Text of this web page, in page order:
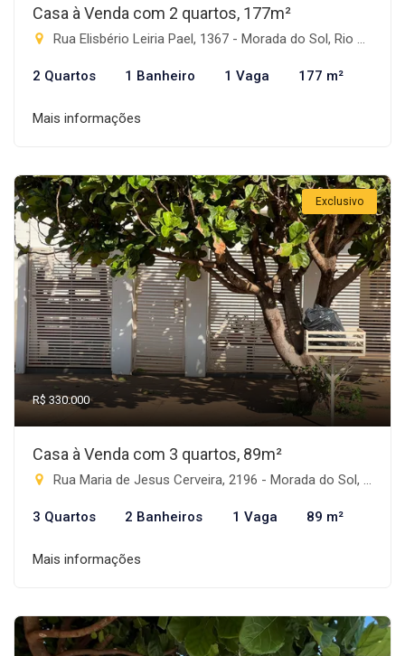
Casa à Venda com 2 quartos, 177m²
Rua Elisbério Leiria Pael, 1367 - Morada do Sol, Rio Brilhante-MS
2 Quartos 1 Banheiro 1 Vaga 177 m²
Mais informações
Exclusivo
R$ 330.000
Casa à Venda com 3 quartos, 89m²
Rua Maria de Jesus Cerveira, 2196 - Morada do Sol, Rio Brilhante-MS
3 Quartos 2 Banheiros 1 Vaga 89 m²
Mais informações